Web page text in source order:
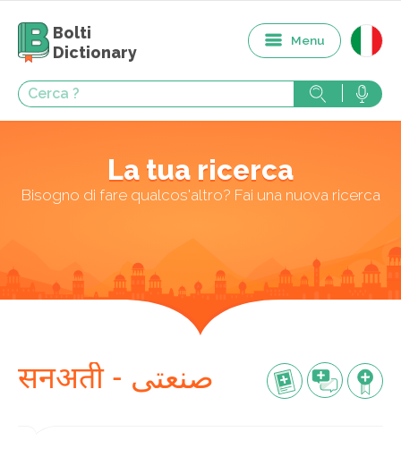
Bolti
Dictionary
Menu
La tua ricerca
Bisogno di fare qualcos'altro? Fai una nuova ricerca
सनअती - صنعتی